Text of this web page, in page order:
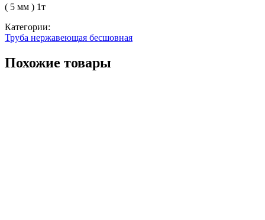
( 5 мм ) 1т
Категории:
Труба нержавеющая бесшовная
Похожие товары